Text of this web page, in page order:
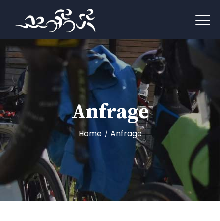
Anfrage
Home/ Anfrage